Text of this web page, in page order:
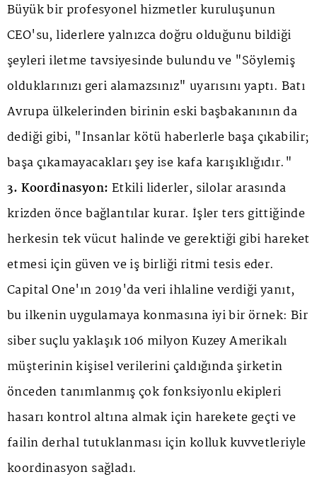
Büyük bir profesyonel hizmetler kuruluşunun
CEO'su, liderlere yalnızca doğru olduğunu bildiği
şeyleri iletme tavsiyesinde bulundu ve "Söylemiş
olduklarınızı geri alamazsınız" uyarısını yaptı. Batı
Avrupa ülkelerinden birinin eski başbakanının da
dediği gibi, "İnsanlar kötü haberlerle başa çıkabilir;
başa çıkamayacakları şey ise kafa karışıklığıdır."
3. Koordinasyon: Etkili liderler, silolar arasında
krizden önce bağlantılar kurar. İşler ters gittiğinde
herkesin tek vücut halinde ve gerektiği gibi hareket
etmesi için güven ve iş birliği ritmi tesis eder.
Capital One'ın 2019'da veri ihlaline verdiği yanıt,
bu ilkenin uygulamaya konmasına iyi bir örnek: Bir
siber suçlu yaklaşık 106 milyon Kuzey Amerikalı
müşterinin kişisel verilerini çaldığında şirketin
önceden tanımlanmış çok fonksiyonlu ekipleri
hasarı kontrol altına almak için harekete geçti ve
failin derhal tutuklanması için kolluk kuvvetleriyle
koordinasyon sağladı.